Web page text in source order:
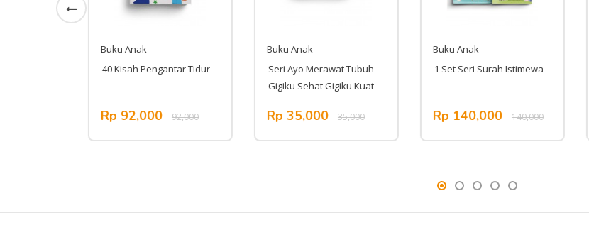
Buku Anak
40 Kisah Pengantar Tidur
Rp 92,000 92,000
Buku Anak
Seri Ayo Merawat Tubuh -
Gigiku Sehat Gigiku Kuat
Rp 35,000 35,000
Buku Anak
1 Set Seri Surah Istimewa
Rp 140,000 140,000